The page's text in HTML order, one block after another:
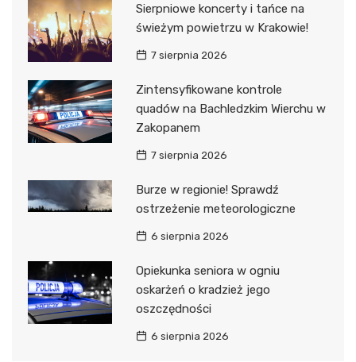
Sierpniowe koncerty i tańce na
świeżym powietrzu w Krakowie!
7 sierpnia 2026
Zintensyfikowane kontrole
quadów na Bachledzkim Wierchu w
Zakopanem
7 sierpnia 2026
Burze w regionie! Sprawdź
ostrzeżenie meteorologiczne
6 sierpnia 2026
Opiekunka seniora w ogniu
oskarżeń o kradzież jego
oszczędności
6 sierpnia 2026